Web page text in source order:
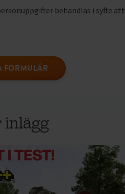
behandlas i syfte att
FORMULÄR
inlägg